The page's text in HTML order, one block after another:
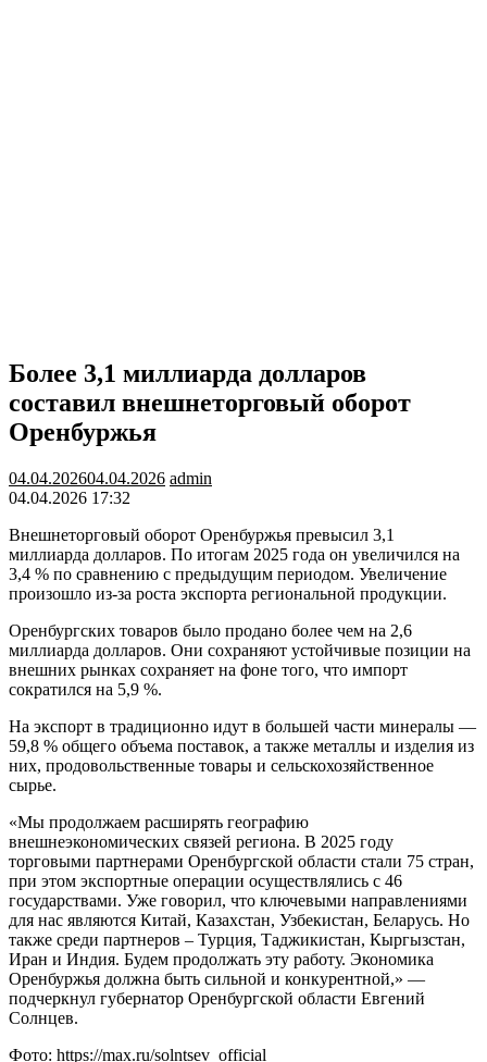
Более 3,1 миллиарда долларов
составил внешнеторговый оборот
Оренбуржья
04.04.202604.04.2026 admin
04.04.2026 17:32
Внешнеторговый оборот Оренбуржья превысил 3,1
миллиарда долларов. По итогам 2025 года он увеличился на
3,4 % по сравнению с предыдущим периодом. Увеличение
произошло из-за роста экспорта региональной продукции.
Оренбургских товаров было продано более чем на 2,6
миллиарда долларов. Они сохраняют устойчивые позиции на
внешних рынках сохраняет на фоне того, что импорт
сократился на 5,9 %.
На экспорт в традиционно идут в большей части минералы —
59,8 % общего объема поставок, а также металлы и изделия из
них, продовольственные товары и сельскохозяйственное
сырье.
«Мы продолжаем расширять географию
внешнеэкономических связей региона. В 2025 году
торговыми партнерами Оренбургской области стали 75 стран,
при этом экспортные операции осуществлялись с 46
государствами. Уже говорил, что ключевыми направлениями
для нас являются Китай, Казахстан, Узбекистан, Беларусь. Но
также среди партнеров – Турция, Таджикистан, Кыргызстан,
Иран и Индия. Будем продолжать эту работу. Экономика
Оренбуржья должна быть сильной и конкурентной,» —
подчеркнул губернатор Оренбургской области Евгений
Солнцев.
Фото: https://max.ru/solntsev_official